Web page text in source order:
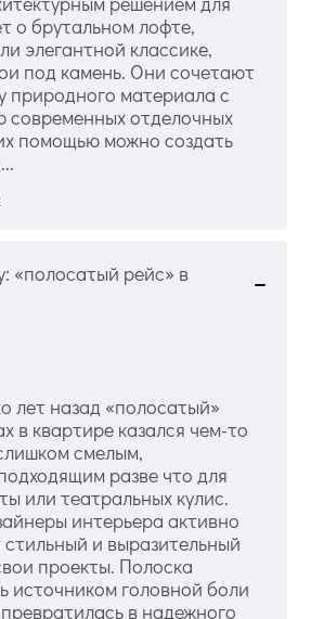
о брутальном лофте,
элегантной классике,
под камень. Они сочетают
природного материала с
современных отделочных
помощью можно создать
«полосатый рейс» в
лет назад «полосатый»
в квартире казался чем-то
смелым,
разве что для
или театральных кулис.
интерьера активно
и выразительный
проекты. Полоска
источником головной боли
в надежного